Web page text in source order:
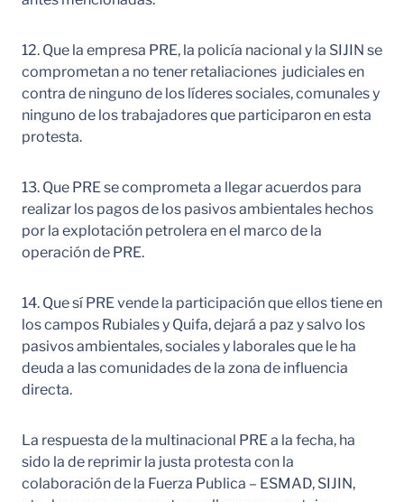
12. Que la empresa PRE, la policía nacional y la SIJIN se
comprometan a no tener retaliaciones judiciales en
contra de ninguno de los líderes sociales, comunales y
ninguno de los trabajadores que participaron en esta
protesta.
13. Que PRE se comprometa a llegar acuerdos para
realizar los pagos de los pasivos ambientales hechos
por la explotación petrolera en el marco de la
operación de PRE.
14. Que sí PRE vende la participación que ellos tiene en
los campos Rubiales y Quifa, dejará a paz y salvo los
pasivos ambientales, sociales y laborales que le ha
deuda a las comunidades de la zona de influencia
directa.
La respuesta de la multinacional PRE a la fecha, ha
sido la de reprimir la justa protesta con la
colaboración de la Fuerza Publica – ESMAD, SIJIN,